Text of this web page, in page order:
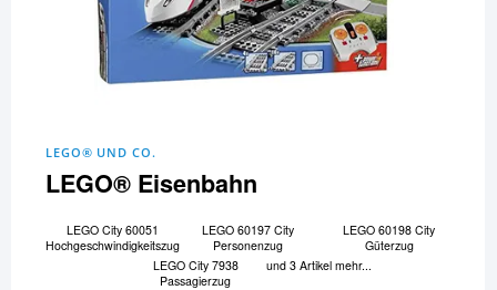
LEGO® UND CO.
LEGO® Eisenbahn
LEGO City 60051
Hochgeschwindigkeitszug
LEGO 60197 City
Personenzug
LEGO 60198 City
Güterzug
LEGO City 7938
Passagierzug
und 3 Artikel mehr...